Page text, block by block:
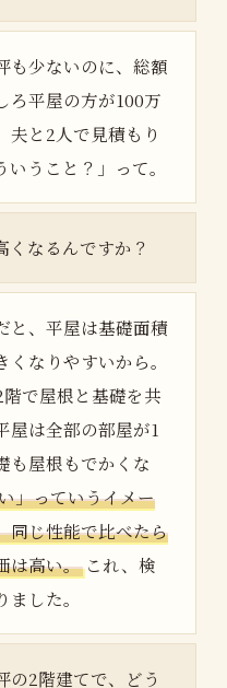
も少ないのに、総額
ろ平屋の方が100万
夫と2人で見積もり
うこと？」って。
くなるんですか？
と、平屋は基礎面積
なりやすいから。
で屋根と基礎を共
屋は全部の部屋が1
も屋根もでかくな
」っていうイメー
同じ性能で比べたら
は高い。 これ、検
した。
の2階建てで、どう